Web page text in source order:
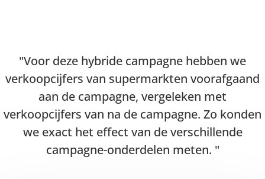
Voor deze hybride campagne hebben we
verkoopcijfers van supermarkten voorafgaand
aan de campagne, vergeleken met
verkoopcijfers van na de campagne. Zo konden
we exact het effect van de verschillende
campagne-onderdelen meten.